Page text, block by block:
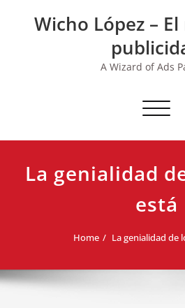
Wicho López –
A Wizard of Ads
La genialidad
está
Home La genialidad de